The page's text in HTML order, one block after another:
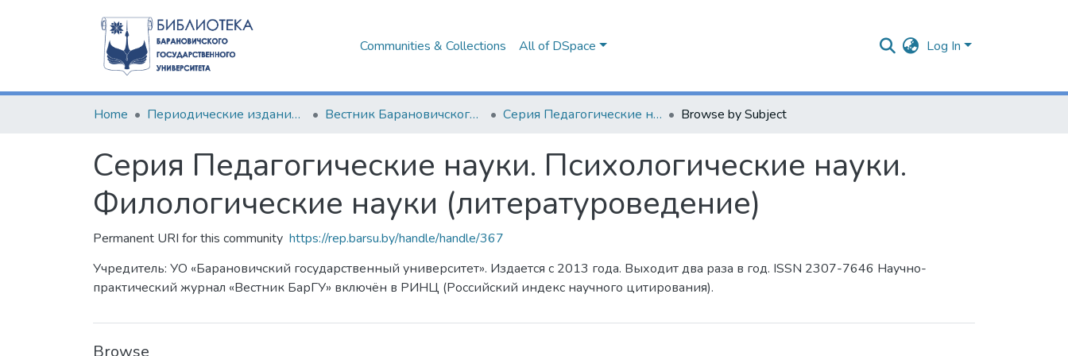
Communities & Collections All of DSpace Log In
Home Периодические издания БарГУ Вестник Барановичского государственного университета Серия Педагогические науки. Психологические науки. Филологические науки (литературоведение) Browse by Subject
Серия Педагогические науки. Психологические науки.
Филологические науки (литературоведение)
Permanent URI for this community https://rep.barsu.by/handle/handle/367
Учредитель: УО «Барановичский государственный университет». Издается с 2013 года. Выходит два раза в год. ISSN 2307-7646 Научно-
практический журнал «Вестник БарГУ» включён в РИНЦ (Российский индекс научного цитирования).
Browse